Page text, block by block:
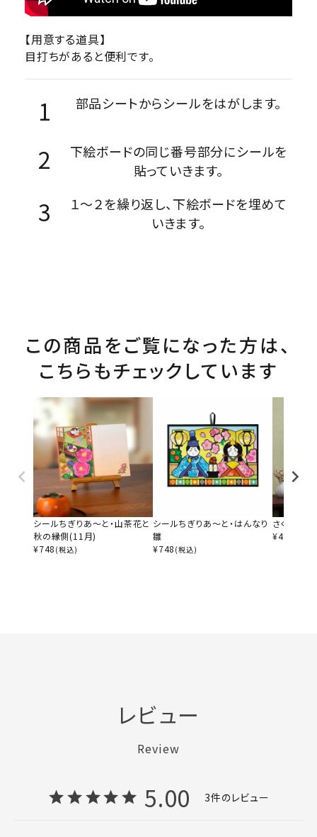
【用意する道具】
目打ちがあると便利です。
部品シートからシールをはがします。
下絵ボードの同じ番号部分にシールを
貼っていきます。
１～２を繰り返し、下絵ボードを埋めて
いきます。
この商品をご覧になった方は、
こちらもチェックしています
シールちぎりあ～と・山茶花と
秋の縁側(11月)
¥748 (税込)
シールちぎりあ～と・はんなり
雛
¥748 (税込)
さくらあー
¥4,070
レビュー
Review
5.00 3